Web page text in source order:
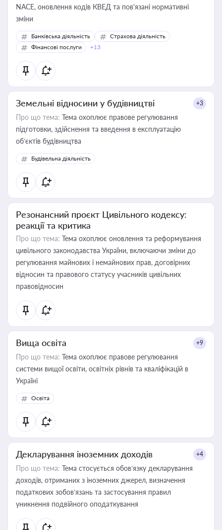
NACE, оновлення кодів КВЕД та пов'язані нормативні
зміни
Банківська діяльність
Страхова діяльність
Фінансові послуги
+13
Земельні відносини у будівництві +3
Про що тема: Тема охоплює правове регулювання
підготовки, здійснення та введення в експлуатацію
об’єктів будівництва
Будівельна діяльність
Резонансний проєкт Цивільного кодексу:
реакції та критика
Про що тема: Тема охоплює оновлення та реформування
цивільного законодавства України, включаючи зміни до
регулювання майнових і немайнових прав, договірних
відносин та правового статусу учасників цивільних
правовідносин
Вища освіта +9
Про що тема: Тема охоплює правове регулювання
системи вищої освіти, освітніх рівнів та кваліфікацій в
Україні
Освіта
Декларування іноземних доходів +4
Про що тема: Тема стосується обов’язку декларування
доходів, отриманих з іноземних джерел, визначення
податкових зобов’язань та застосування правил
уникнення подвійного оподаткування